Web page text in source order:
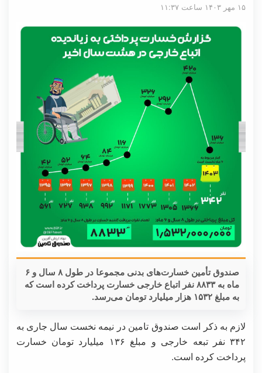
۱۵ مهر ۱۴۰۳ ساعت ۱۱:۳۷
صندوق تأمین خسارت‌های بدنی مجموعا در طول ۸ سال و ۶
ماه به ۸۸۳۳ نفر اتباع خارجی خسارت پرداخت کرده است که
به مبلغ ۱۵۳۲ هزار میلیارد تومان می‌رسد.
لازم به ذکر است صندوق تامین در نیمه نخست سال جاری به
۳۴۲ نفر تبعه خارجی و مبلغ ۱۳۶ میلیارد تومان خسارت
پرداخت کرده است.